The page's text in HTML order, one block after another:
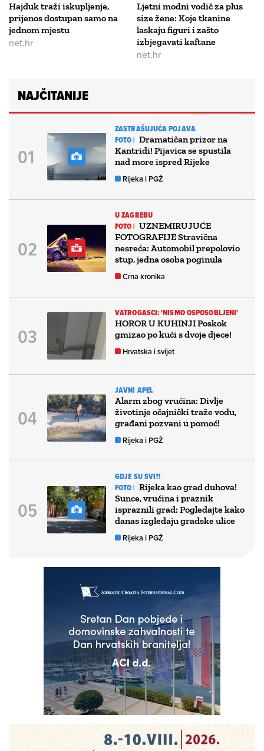
Hajduk traži iskupljenje,
prijenos dostupan samo na
jednom mjestu
net.hr
Ljetni modni vodič za plus
size žene: Koje tkanine
laskaju figuri i zašto
izbjegavati kaftane
net.hr
NAJČITANIJE
ZASTRAŠUJUĆA POJAVA
FOTO | Dramatičan prizor na
Kantridi! Pijavica se spustila
nad more ispred Rijeke
Rijeka i PGŽ
U ZAGREBU
FOTO | UZNEMIRUJUĆE
FOTOGRAFIJE Stravična
nesreća: Automobil prepolovio
stup, jedna osoba poginula
Crna kronika
VATROGASCI: 'NISMO OSPOSOBLJENI'
HOROR U KUHINJI Poskok
gmizao po kući s dvoje djece!
Hrvatska i svijet
JAVNI APEL
Alarm zbog vrućina: Divlje
životinje očajnički traže vodu,
građani pozvani u pomoć!
Rijeka i PGŽ
GDJE SU SVI?!
FOTO | Rijeka kao grad duhova!
Sunce, vrućina i praznik
ispraznili grad: Pogledajte kako
danas izgledaju gradske ulice
Rijeka i PGŽ